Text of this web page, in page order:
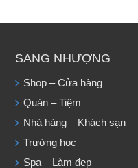
SANG NHƯỢNG
Shop – Cửa hàng
Quán – Tiệm
Nhà hàng – Khách sạn
Trường học
Spa – Làm đẹp